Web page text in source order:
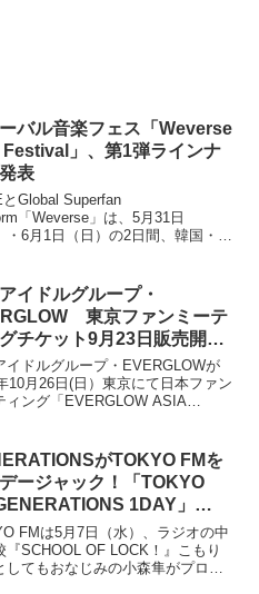
バル音楽フェス「Weverse
」、第1弾ラインナ
表
とGlobal Superfan
「Weverse」は、5月31日
・6月1日（日）の2日間、韓国・仁
Con Festi...
イドルグループ・
東京ファンミーテ
チケット9月23日販売開
イドルグループ・EVERGLOWが
10月26日(日）東京にて日本ファン
ィング「EVERGLOW ASIA
京、...
がTOKYO FMを
ージャック！「TOKYO
1DAY」
5月7日(水)放送
FMは5月7日（水）、ラジオの中
『SCHOOL OF LOCK！』こもり
してもおなじみの小森隼がプロデ